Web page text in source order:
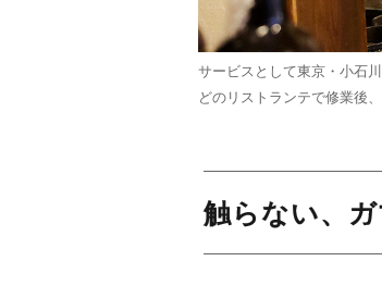
サービスとして東京・小石
どのリストランテで修業後
触らない、